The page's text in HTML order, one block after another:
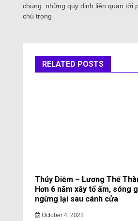
chung: những quy định liên quan tới
chú trọng
RELATED POSTS
Thúy Diễm – Lương Thế
Hơn 6 năm xây tổ ấm, sóng
ngừng lại sau cánh cửa
October 4, 2022